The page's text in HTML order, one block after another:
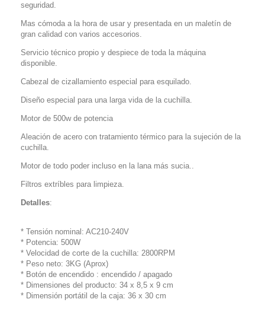
seguridad.
Mas cómoda a la hora de usar y presentada en un maletín de
gran calidad con varios accesorios.
Servicio técnico propio y despiece de toda la máquina
disponible.
Cabezal de cizallamiento especial para esquilado.
Diseño especial para una larga vida de la cuchilla.
Motor de 500w de potencia
Aleación de acero con tratamiento térmico para la sujeción de la
cuchilla.
Motor de todo poder incluso en la lana más sucia..
Filtros extríbles para limpieza.
Detalles:
* Tensión nominal: AC210-240V
* Potencia: 500W
* Velocidad de corte de la cuchilla: 2800RPM
* Peso neto: 3KG (Aprox)
* Botón de encendido : encendido / apagado
* Dimensiones del producto: 34 x 8,5 x 9 cm
* Dimensión portátil de la caja: 36 x 30 cm